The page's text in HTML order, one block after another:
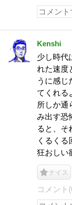
Kenshi
少し時代
れた速度
うに感じ
てくれる
所しか通
み出す恐
ると、そ
くるくる
狂おしい
ナイス
コメント